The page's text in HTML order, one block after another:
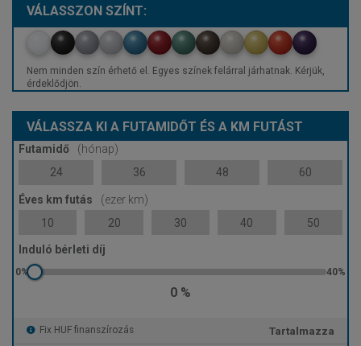
VÁLASSZON SZÍNT:
Nem minden szín érhető el. Egyes színek felárral járhatnak. Kérjük,
érdeklődjön.
VÁLASSZA KI A FUTAMIDŐT ÉS A KM FUTÁST
Futamidő
(hónap)
24
36 48 60
Éves km futás
(ezer km)
10
20 30 40 50
Induló bérleti díj
0 %
Fix HUF finanszírozás Tartalmazza